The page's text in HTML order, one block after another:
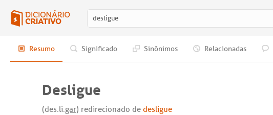
Resumo Significado Sinônimos Relacionadas
Desligue
(des.li.gar) redirecionado de desligue